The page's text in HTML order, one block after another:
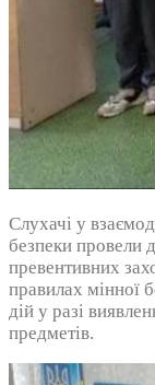
Слухачі у
безпеки провели
превентивних
правилах мінної
дій у разі
предметів.